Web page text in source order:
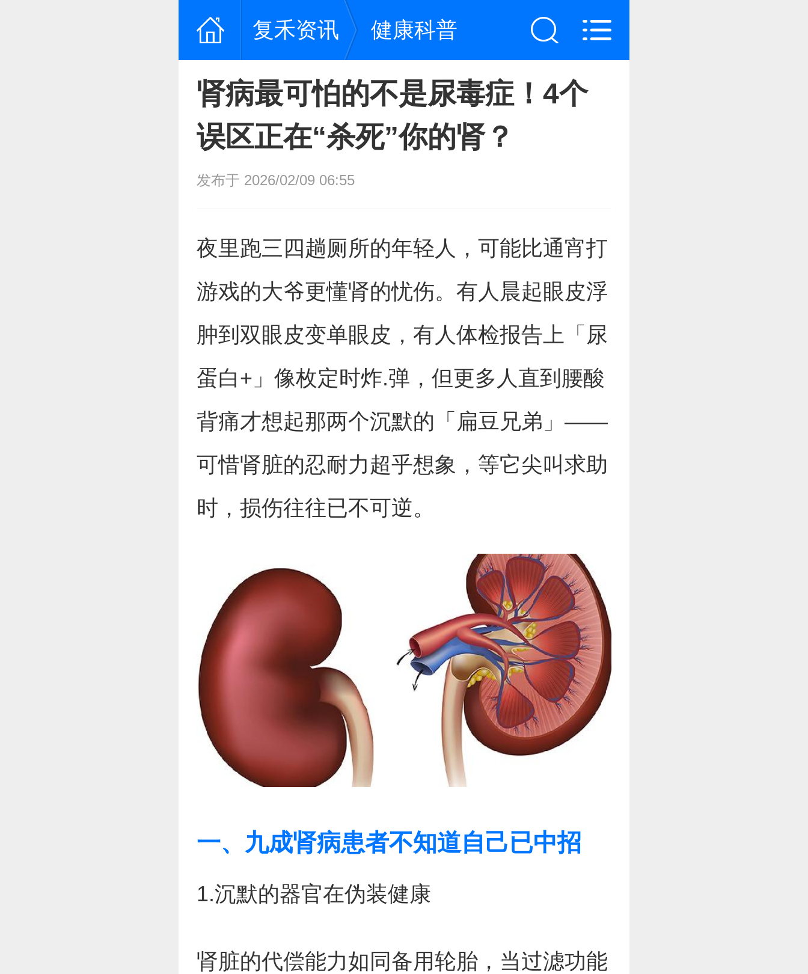
复禾资讯 健康科普
肾病最可怕的不是尿毒症！4个
误区正在“杀死”你的肾？
发布于 2026/02/09 06:55
夜里跑三四趟厕所的年轻人，可能比通宵打
游戏的大爷更懂肾的忧伤。有人晨起眼皮浮
肿到双眼皮变单眼皮，有人体检报告上「尿
蛋白+」像枚定时炸.弹，但更多人直到腰酸
背痛才想起那两个沉默的「扁豆兄弟」——
可惜肾脏的忍耐力超乎想象，等它尖叫求助
时，损伤往往已不可逆。
一、九成肾病患者不知道自己已中招
1.沉默的器官在伪装健康
肾脏的代偿能力如同备用轮胎，当过滤功能